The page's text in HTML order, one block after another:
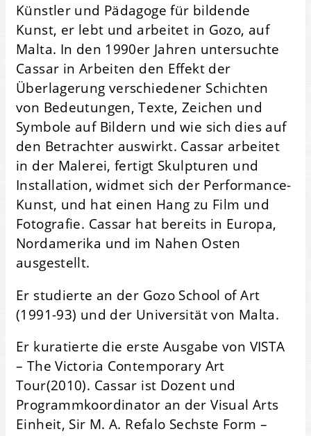
Künstler und Pädagoge für bildende
Kunst, er lebt und arbeitet in Gozo, auf
Malta. In den 1990er Jahren untersuchte
Cassar in Arbeiten den Effekt der
Überlagerung verschiedener Schichten
von Bedeutungen, Texte, Zeichen und
Symbole auf Bildern und wie sich dies auf
den Betrachter auswirkt. Cassar arbeitet
in der Malerei, fertigt Skulpturen und
Installation, widmet sich der Performance-
Kunst, und hat einen Hang zu Film und
Fotografie. Cassar hat bereits in Europa,
Nordamerika und im Nahen Osten
ausgestellt.
Er studierte an der Gozo School of Art
(1991-93) und der Universität von Malta.
Er kuratierte die erste Ausgabe von VISTA
– The Victoria Contemporary Art
Tour(2010). Cassar ist Dozent und
Programmkoordinator an der Visual Arts
Einheit, Sir M. A. Refalo Sechste Form –